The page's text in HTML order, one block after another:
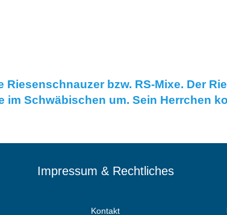
Riesenschnauzer bzw. RS-Mixe. Der
im Schwäbischen um. Sein Herrchen
Impressum & Rechtliches
Kontakt